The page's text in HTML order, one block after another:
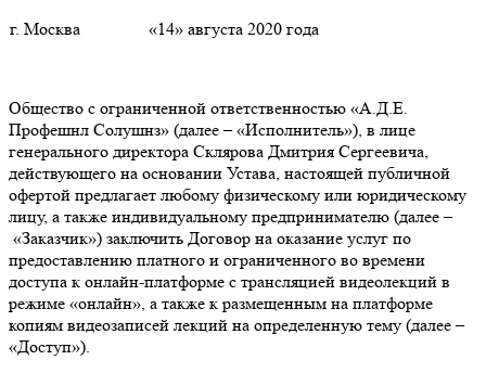
г. Москва
«14» августа 2020 года
Общество с ограниченной ответственностью «А.Д.Е.
Профешнл Солушнз» (далее – «Исполнитель»), в лице
генерального директора Склярова Дмитрия Сергеевича,
действующего на основании Устава, настоящей публичной
офертой предлагает любому физическому или юридическому
лицу, а также индивидуальному предпринимателю (далее –
«Заказчик») заключить Договор на оказание услуг по
предоставлению платного и ограниченного во времени
доступа к онлайн-платформе с трансляцией видеолекций в
режиме «онлайн», а также к размещенным на платформе
копиям видеозаписей лекций на определенную тему (далее –
«Доступ»).